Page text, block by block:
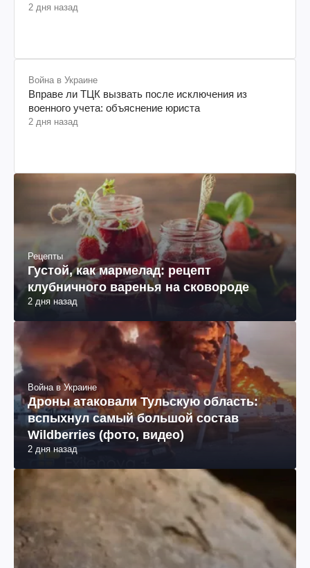
2 дня назад
Война в Украине
Вправе ли ТЦК вызвать после исключения из
военного учета: объяснение юриста
2 дня назад
Рецепты
Густой, как мармелад: рецепт
клубничного варенья на сковороде
2 дня назад
Война в Украине
Дроны атаковали Тульскую область:
вспыхнул самый большой состав
Wildberries (фото, видео)
2 дня назад